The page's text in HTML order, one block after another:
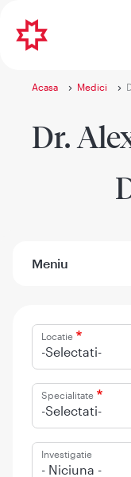
Acasa Medici
Dr.
Meniu
Locatie
-Selectati-
Specialitate
-Selectati-
Investigatie
- Niciuna -